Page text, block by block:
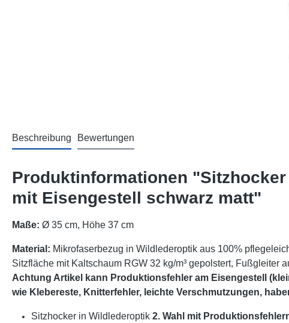
Beschreibung Bewertungen
Produktinformationen
mit Eisengestell schwarz matt"
Maße: Ø 35 cm, Höhe 37 cm
Material: Mikrofaserbezug in Wildlederoptik aus 100%
Sitzfläche mit Kaltschaum RGW 32 kg/m³ gepolstert, Fußgleiter
Achtung Artikel kann Produktionsfehler am Eisengestell
wie Klebereste, Knitterfehler, leichte Verschmutzungen,
Sitzhocker in Wildlederoptik 2. Wahl mit